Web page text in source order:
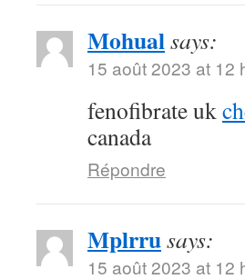
Mohualsays:
15 août 2023 at 12
fenofibrate uk
canada
Répondre
Mplrrusays:
15 août 2023 at 12